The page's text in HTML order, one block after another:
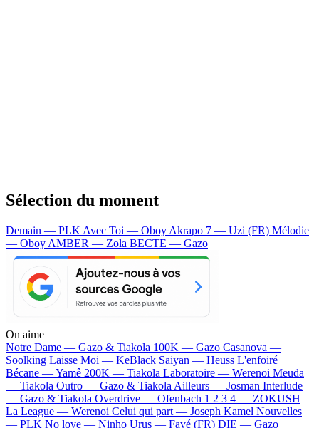
Sélection du moment
Demain — PLK Avec Toi — Oboy Akrapo 7 — Uzi (FR) Mélodie
— Oboy AMBER — Zola BECTE — Gazo
On aime
Notre Dame — Gazo & Tiakola 100K — Gazo Casanova —
Soolking Laisse Moi — KeBlack Saiyan — Heuss L'enfoiré
Bécane —Yamê 200K — Tiakola Laboratoire — Werenoi Meuda
— Tiakola Outro — Gazo & Tiakola Ailleurs — Josman Interlude
— Gazo & Tiakola Overdrive — Ofenbach 1 2 3 4 — ZOKUSH
La League — Werenoi Celui qui part — Joseph Kamel Nouvelles
— PLK No love — Ninho Urus — Favé (FR) DIE — Gazo